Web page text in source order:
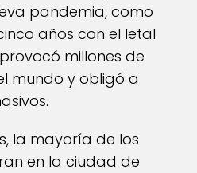
pandemia, como
años con el letal
millones de
mundo y obligó a
la mayoría de los
en la ciudad de